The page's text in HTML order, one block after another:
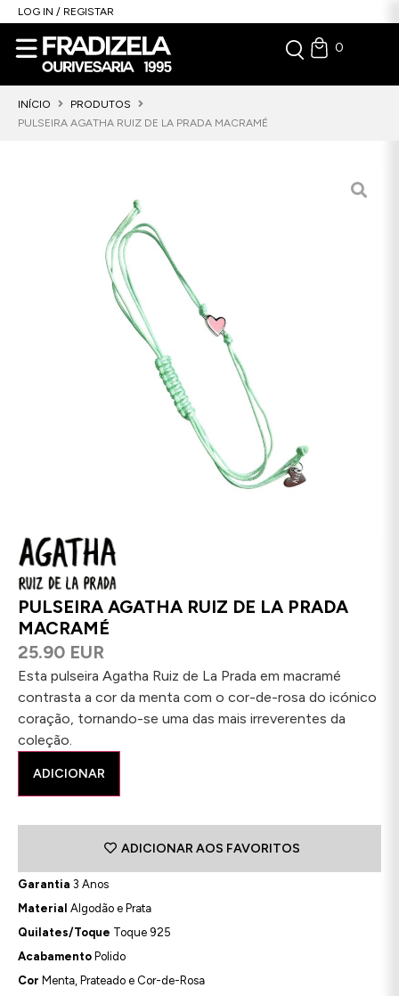
LOG IN / REGISTAR
0
INÍCIO
PRODUTOS
PULSEIRA AGATHA RUIZ DE LA PRADA MACRAMÉ
PULSEIRA AGATHA RUIZ DE LA PRADA
MACRAMÉ
25.90 EUR
Esta pulseira Agatha Ruiz de La Prada em macramé
contrasta a cor da menta com o cor-de-rosa do icónico
coração, tornando-se uma das mais irreverentes da
coleção.
ADICIONAR
ADICIONAR AOS FAVORITOS
Garantia 3 Anos
Material Algodão e Prata
Quilates/Toque Toque 925
Acabamento Polido
Cor Menta, Prateado e Cor-de-Rosa